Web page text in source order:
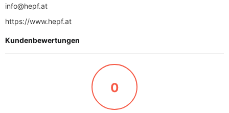
info@hepf.at
https://www.hepf.at
Kundenbewertungen
0